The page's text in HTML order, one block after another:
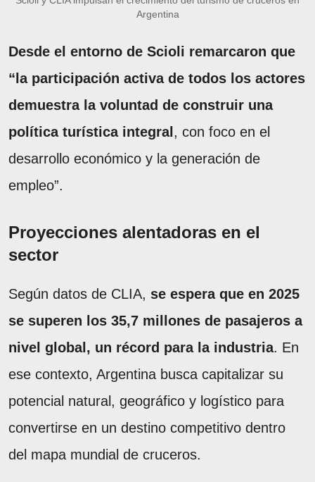
Argentina
Desde el entorno de Scioli remarcaron que
“la participación activa de todos los actores
demuestra la voluntad de construir una
política turística integral , con foco en el
desarrollo económico y la generación de
empleo”.
Proyecciones alentadoras en el
sector
Según datos de CLIA, se espera que en 2025
se superen los 35,7 millones de pasajeros a
nivel global, un récord para la industria. En
ese contexto, Argentina busca capitalizar su
potencial natural, geográfico y logístico para
convertirse en un destino competitivo dentro
del mapa mundial de cruceros.